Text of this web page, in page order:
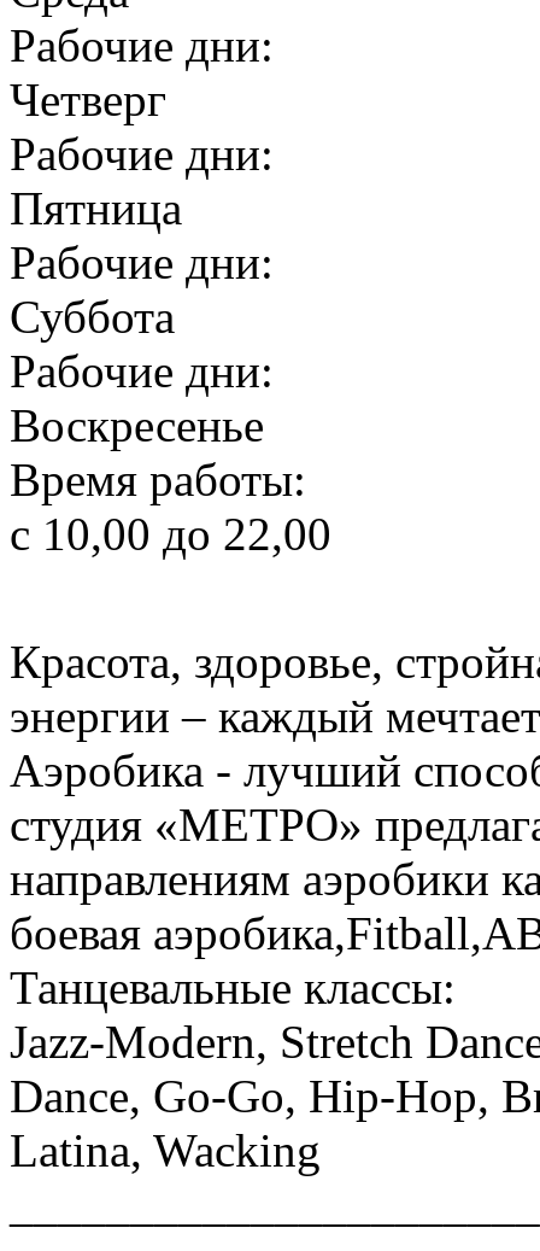
Рабочие дни:
Четверг
Рабочие дни:
Пятница
Рабочие дни:
Суббота
Рабочие дни:
Воскресенье
Время работы:
с 10,00 до 22,00
Красота, здоровье,
энергии – каждый
Аэробика - лучший
студия «МЕТРО»
направлениям аэробики
боевая
Танцевальные классы:
Jazz-Modern, Stretch
Dance, Go-Go, Hip-Hop,
Latina, Wacking